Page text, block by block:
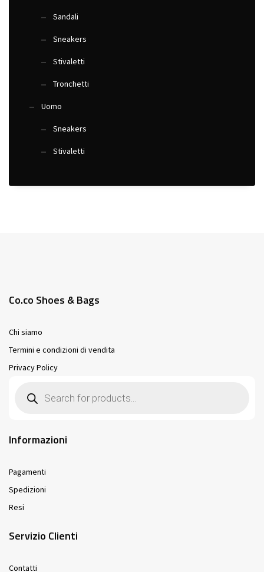
Sandali
Sneakers
Stivaletti
Tronchetti
Uomo
Sneakers
Stivaletti
Co.co Shoes & Bags
Chi siamo
Termini e condizioni di vendita
Privacy Policy
search
Informazioni
Pagamenti
Spedizioni
Resi
Servizio Clienti
Contatti